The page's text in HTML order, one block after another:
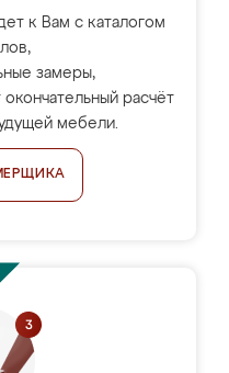
к Вам с каталогом
замеры,
расчёт
мебели.